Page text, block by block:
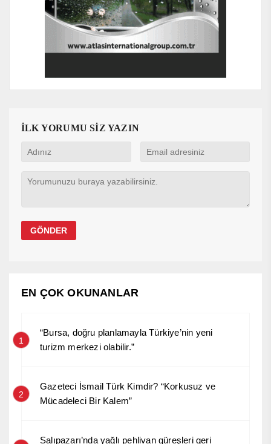
İLK YORUMU SİZ YAZIN
EN ÇOK OKUNANLAR
1
“Bursa, doğru planlamayla Türkiye’nin yeni
turizm merkezi olabilir.”
2
Gazeteci İsmail Türk Kimdir? “Korkusuz ve
Mücadeleci Bir Kalem”
Salıpazarı’nda yağlı pehlivan güreşleri geri